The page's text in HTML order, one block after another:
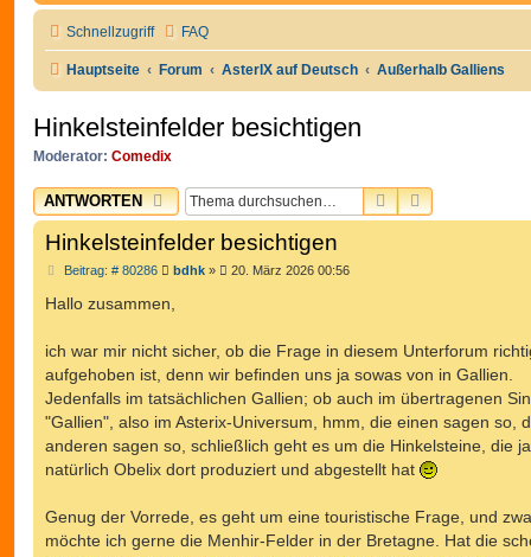
Schnellzugriff FAQ
Hauptseite Forum AsterIX auf Deutsch Außerhalb Galliens
Hinkelsteinfelder besichtigen
Moderator: Comedix
ANTWORTEN SUCHEERWEITERTE
Hinkelsteinfelder besichtigen
Beitrag: # 80286B
i
a
g
bdhk» 20. März 2026 00:56
Hallo zusammen,
ich war mir nicht sicher, ob die Frage in diesem Unterforum
aufgehoben ist, denn wir befinden uns ja sowas von in Gallien.
Jedenfalls im tatsächlichen Gallien; ob auch im übertragenen
"Gallien", also im Asterix-Universum, hmm, die einen sagen so,
anderen sagen so, schließlich geht es um die Hinkelsteine, die ja
natürlich Obelix dort produziert und abgestellt hat
Genug der Vorrede, es geht um eine touristische Frage, und
möchte ich gerne die Menhir-Felder in der Bretagne. Hat die